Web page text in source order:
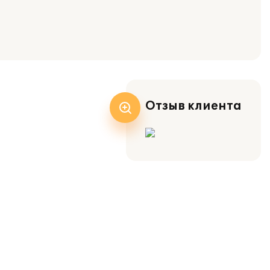
Отзыв клиента